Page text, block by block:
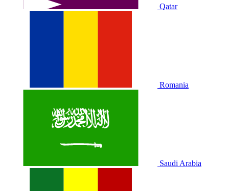
Qatar
Romania
Saudi Arabia